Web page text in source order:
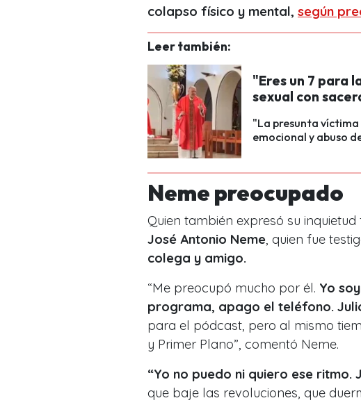
colapso físico y mental, según
Leer también:
"Eres un 7 para
sexual con
"La presunta
emocional y abuso
Neme preocupado
Quien también expresó su
José Antonio Neme , quien fue
colega y amigo.
“Me preocupó mucho por él. Yo
programa, apago el teléfono.
para el pódcast, pero al mismo
y Primer Plano”, comentó Neme.
“Yo no puedo ni quiero ese ritmo.
que baje las revoluciones, que